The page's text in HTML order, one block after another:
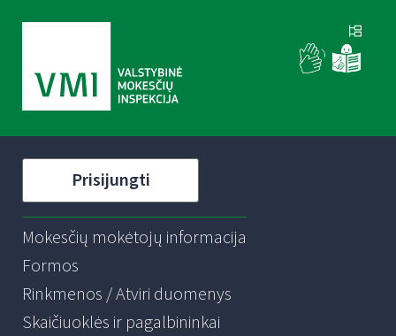
Prisijungti
Mokesčių mokėtojų informacija
Formos
Rinkmenos / Atviri duomenys
Skaičiuoklės ir pagalbininkai